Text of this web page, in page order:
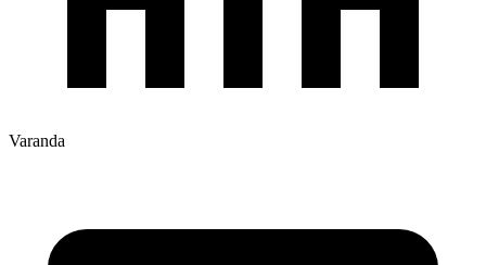
Varanda